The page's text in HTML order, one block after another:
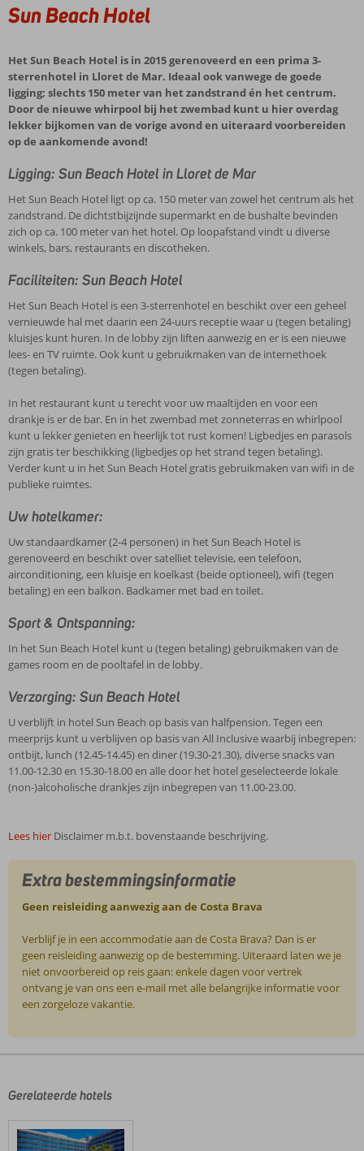
Sun Beach Hotel
Het Sun Beach Hotel is in 2015 gerenoveerd en een prima 3-
sterrenhotel in Lloret de Mar. Ideaal ook vanwege de goede
ligging; slechts 150 meter van het zandstrand én het centrum.
Door de nieuwe whirpool bij het zwembad kunt u hier overdag
lekker bijkomen van de vorige avond en uiteraard voorbereiden
op de aankomende avond!
Ligging: Sun Beach Hotel in Lloret de Mar
Het Sun Beach Hotel ligt op ca. 150 meter van zowel het centrum als het
zandstrand. De dichtstbijzijnde supermarkt en de bushalte bevinden
zich op ca. 100 meter van het hotel. Op loopafstand vindt u diverse
winkels, bars, restaurants en discotheken.
Faciliteiten: Sun Beach Hotel
Het Sun Beach Hotel is een 3-sterrenhotel en beschikt over een geheel
vernieuwde hal met daarin een 24-uurs receptie waar u (tegen betaling)
kluisjes kunt huren. In de lobby zijn liften aanwezig en er is een nieuwe
lees- en TV ruimte. Ook kunt u gebruikmaken van de internethoek
(tegen betaling).
In het restaurant kunt u terecht voor uw maaltijden en voor een
drankje is er de bar. En in het zwembad met zonneterras en whirlpool
kunt u lekker genieten en heerlijk tot rust komen! Ligbedjes en parasols
zijn gratis ter beschikking (ligbedjes op het strand tegen betaling).
Verder kunt u in het Sun Beach Hotel gratis gebruikmaken van wifi in de
publieke ruimtes.
Uw hotelkamer:
Uw standaardkamer (2-4 personen) in het Sun Beach Hotel is
gerenoveerd en beschikt over satelliet televisie, een telefoon,
airconditioning, een kluisje en koelkast (beide optioneel), wifi (tegen
betaling) en een balkon. Badkamer met bad en toilet.
Sport & Ontspanning:
In het Sun Beach Hotel kunt u (tegen betaling) gebruikmaken van de
games room en de pooltafel in de lobby.
Verzorging: Sun Beach Hotel
U verblijft in hotel Sun Beach op basis van halfpension. Tegen een
meerprijs kunt u verblijven op basis van All Inclusive waarbij inbegrepen:
ontbijt, lunch (12.45-14.45) en diner (19.30-21.30), diverse snacks van
11.00-12.30 en 15.30-18.00 en alle door het hotel geselecteerde lokale
(non-)alcoholische drankjes zijn inbegrepen van 11.00-23.00.
Lees hier Disclaimer m.b.t. bovenstaande beschrijving.
Extra bestemmingsinformatie
Geen reisleiding aanwezig aan de Costa Brava
Verblijf je in een accommodatie aan de Costa Brava? Dan is er
geen reisleiding aanwezig op de bestemming. Uiteraard laten we je
niet onvoorbereid op reis gaan: enkele dagen voor vertrek
ontvang je van ons een e-mail met alle belangrijke informatie voor
een zorgeloze vakantie.
door
klanten
geschreven
Gerelateerde hotels